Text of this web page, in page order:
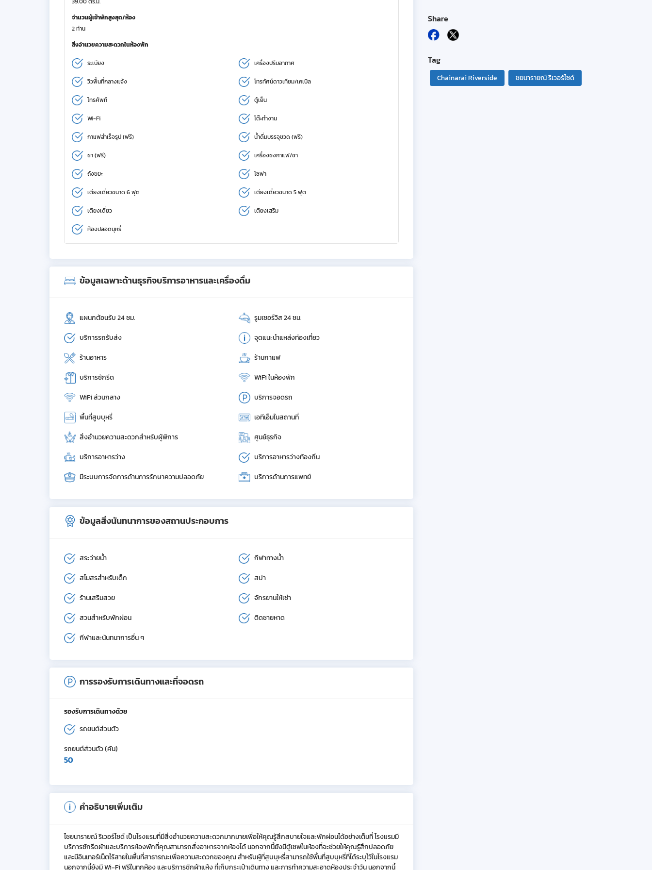
จำนวนผู้เข้าพักสูงสุด/ห้อง
2 ท่าน
สิ่งอำนวยความสะดวกในห้องพัก
ระเบียง เครื่องปรับอากาศ
วิวพื้นที่กลางแจ้ง โทรทัศน์ดาวเทียม/เคเบิล
โทรศัพท์ ตู้เย็น
Wi-Fi โต๊ะทำงาน
กาแฟสำเร็จรูป (ฟรี) น้ำดื่มบรรจุขวด (ฟรี)
ชา (ฟรี) เครื่องชงกาแฟ/ชา
ถังขยะ โซฟา
เตียงเดี่ยวขนาด 6 ฟุต เตียงเดี่ยวขนาด 5 ฟุต
เตียงเดี่ยว เตียงเสริม
ห้องปลอดบุหรี่
ข้อมูลเฉพาะด้านธุรกิจบริการอาหารและเครื่องดื่ม
แผนกต้อนรับ 24 ชม.
รูมเซอร์วิส 24 ชม.
บริการรถรับส่ง
จุดแนะนำแหล่งท่องเที่ยว
ร้านอาหาร
ร้านกาแฟ
บริการซักรีด
WiFi ในห้องพัก
WiFi ส่วนกลาง
บริการจอดรถ
พื้นที่สูบบุหรี่
เอทีเอ็มในสถานที่
สิ่งอำนวยความสะดวกสำหรับผู้พิการ
ศูนย์ธุรกิจ
บริการอาหารว่าง
บริการอาหารว่างท้องถิ่น
มีระบบการจัดการด้านการรักษาความปลอดภัย
บริการด้านการแพทย์
ข้อมูลสิ่งนันทนาการของสถานประกอบการ
สระว่ายน้ำ
กีฬาทางน้ำ
สโมสรสำหรับเด็ก
สปา
ร้านเสริมสวย
จักรยานให้เช่า
สวนสำหรับพักผ่อน
ติดชายหาด
กีฬาและนันทนาการอื่น ๆ
การรองรับการเดินทางและที่จอดรถ
รองรับการเดินทางด้วย
รถยนต์ส่วนตัว
รถยนต์ส่วนตัว (คัน)
50
คำอธิบายเพิ่มเติม
ไชยนารายณ์ ริเวอร์ไซด์ เป็นโรงแรมที่มีสิ่งอำนวยความสะดวกมากมายเพื่อให้คุณรู้สึกสบายใจและพักผ่อนได้อย่างเต็มที่ โรงแรมมี
บริการซักรีดผ้าและบริการห้องพักที่คุณสามารถสั่งอาหารจากห้องได้ นอกจากนี้ยังมีตู้เซฟในห้องที่จะช่วยให้คุณรู้สึกปลอดภัย
และมีอินเทอร์เน็ตไร้สายในพื้นที่สาธารณะเพื่อความสะดวกของคุณ สำหรับผู้ที่สูบบุหรี่สามารถใช้พื้นที่สูบบุหรี่ที่ได้ระบุไว้ในโรงแรม
นอกจากนี้ยังมี Wi-Fi ฟรีในทุกห้อง และบริการซักผ้าแห้ง ที่เก็บกระเป๋าเดินทาง และการทำความสะอาดห้องประจำวัน นอกจากนี้
Share
Tag
Chainarai Riverside ชยนารายณ์ ริเวอร์ไซด์